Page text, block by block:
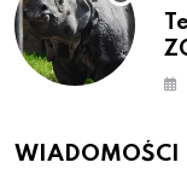
WIADOMOŚCI